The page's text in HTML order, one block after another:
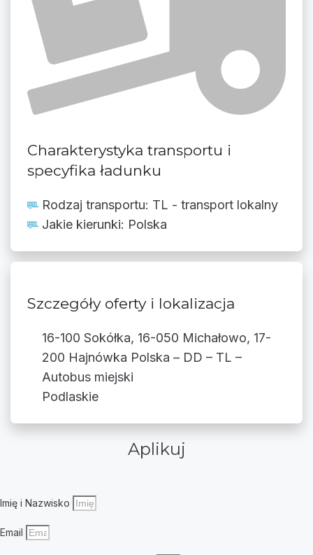
Charakterystyka transportu i
specyfika ładunku
Rodzaj transportu: TL - transport lokalny
Jakie kierunki: Polska
Szczegóły oferty i lokalizacja
16-100 Sokółka, 16-050 Michałowo, 17-
200 Hajnówka Polska – DD – TL –
Autobus miejski
Podlaskie
Aplikuj
Imię i Nazwisko
Email